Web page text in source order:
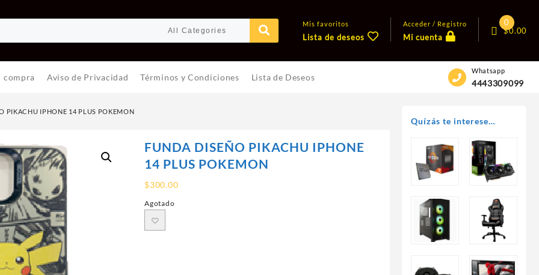
Mis favoritos
Lista de deseos
Acceder / Registro
Mi cuenta
0
$0.00
compra Aviso de Privacidad Términos y Condiciones Lista de Deseos
Whatsapp
4443309099
PIKACHU IPHONE 14 PLUS POKEMON
FUNDA DISEÑO PIKACHU IPHONE
14 PLUS POKEMON
$300.00
Agotado
Quízás te interese…